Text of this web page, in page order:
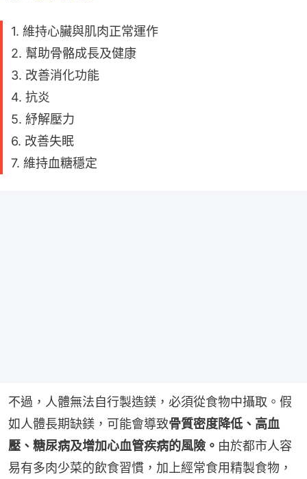
1. 維持心臟與肌肉正常運作
2. 幫助骨骼成長及健康
3. 改善消化功能
4. 抗炎
5. 紓解壓力
6. 改善失眠
7. 維持血糖穩定
不過，人體無法自行製造鎂，必須從食物中攝取。假
如人體長期缺鎂，可能會導致骨質密度降低、高血
壓、糖尿病及增加心血管疾病的風險。 由於都市人容
易有多肉少菜的飲食習慣，加上經常食用精製食物，